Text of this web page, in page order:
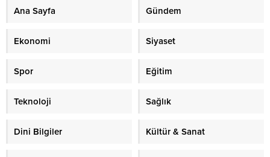
Ana Sayfa Gündem
Ekonomi Siyaset
Spor Eğitim
Teknoloji Sağlık
Dini Bilgiler Kültür & Sanat